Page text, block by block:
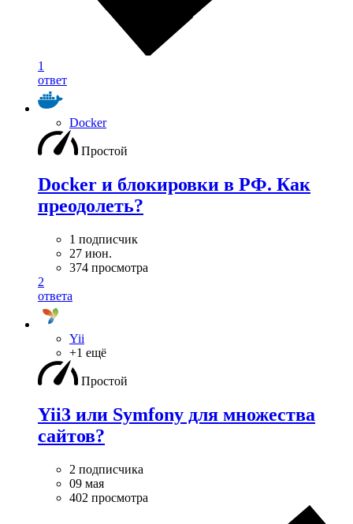
1
ответ
Docker
Простой
Docker и блокировки в РФ. Как
преодолеть?
1 подписчик
27 июн.
374 просмотра
2
ответа
Yii
+1 ещё
Простой
Yii3 или Symfony для множества
сайтов?
2 подписчика
09 мая
402 просмотра